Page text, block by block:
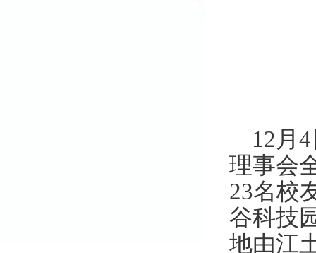
12 月
理事会
23名校
谷科技
地由江